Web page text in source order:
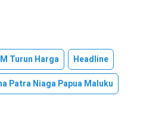
Turun Harga
Headline
Patra Niaga Papua Maluku